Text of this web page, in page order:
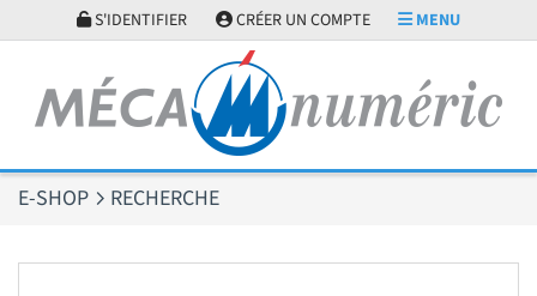
S'IDENTIFIER CRÉER UN COMPTE MENU
E-SHOP RECHERCHE
Panneau de gestion des cookies